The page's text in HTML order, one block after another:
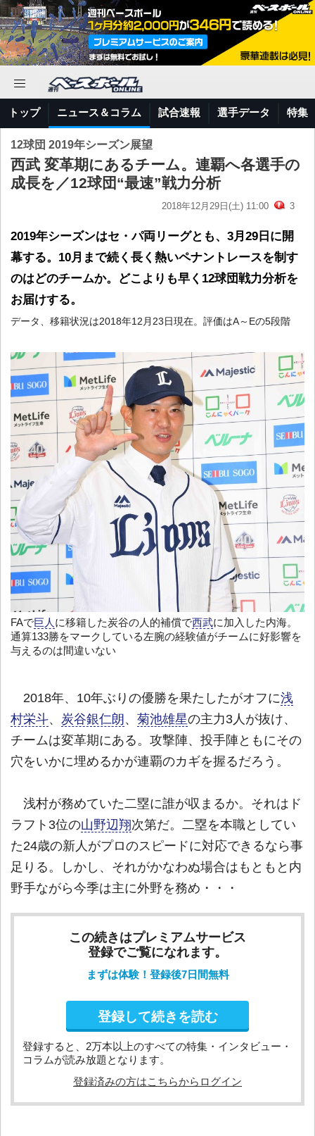
トップ ニュース＆コラム 試合速報 選手データ 特集
12球団 2019年シーズン展望
西武 変革期にあるチーム。連覇へ各選手の
成長を／12球団“最速”戦力分析
2018年12月29日(土) 11:00 3
2019年シーズンはセ・パ両リーグとも、3月29日に開
幕する。10月まで続く長く熱いペナントレースを制す
のはどのチームか。どこよりも早く12球団戦力分析を
お届けする。
データ、移籍状況は2018年12月23日現在。評価はA～Eの5段階
FAで巨人 に移籍した炭谷の人的補償で西武に加入した内海。
通算133勝をマークしている左腕の経験値がチームに好影響を
与えるのは間違いない
2018年、10年ぶりの優勝を果たしたがオフに浅
村栄斗、 炭谷銀仁朗、 菊池雄星の主力3人が抜け、
チームは変革期にある。攻撃陣、投手陣ともにその
穴をいかに埋めるかが連覇のカギを握るだろう。
浅村が務めていた二塁に誰が収まるか。それはド
ラフト3位の山野辺翔次第だ。二塁を本職としてい
た24歳の新人がプロのスピードに対応できるなら事
足りる。しかし、それがかなわぬ場合はもともと内
野手ながら今季は主に外野を務め・・・
この続きはプレミアムサービス
登録でご覧になれます。
まずは体験！登録後7日間無料
登録して続きを読む
登録すると、2万本以上のすべての特集・インタビュー・
コラムが読み放題となります。
登録済みの方はこちらからログイン